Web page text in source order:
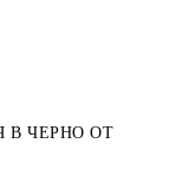
В ЧЕРНО ОТ